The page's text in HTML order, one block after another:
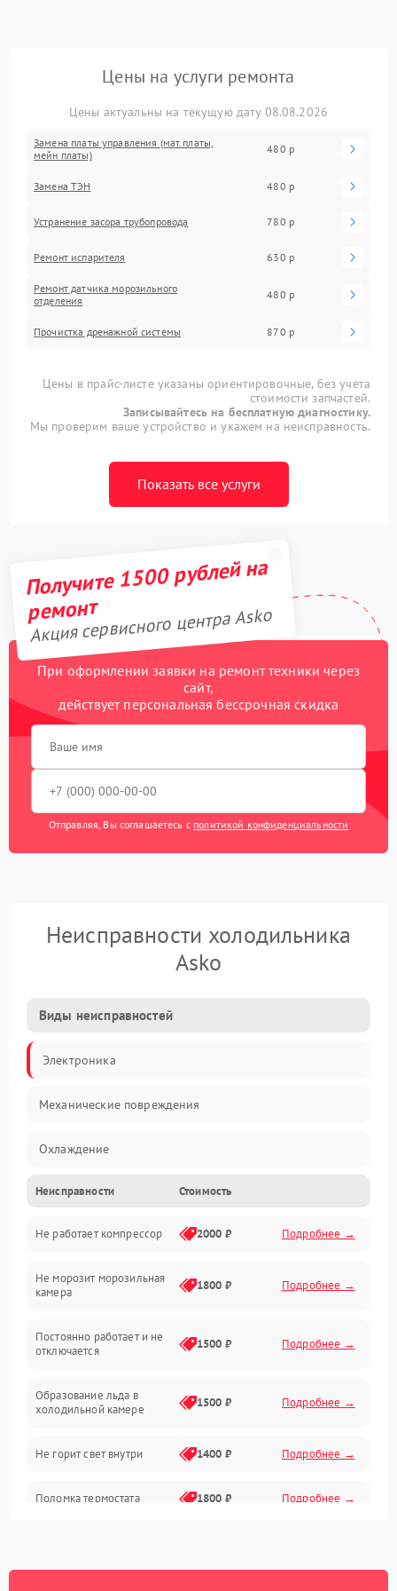
Цены на услуги ремонта
Цены актуальны на текущую дату 08.08.2026
Замена платы управления (мат.платы,
мейн платы)
480 р
Замена ТЭН 480 р
Устранение засора трубопровода 780 р
Ремонт испарителя 630 р
Ремонт датчика морозильного
отделения
480 р
Прочистка дренажной системы 870 р
Цены в прайс-листе указаны ориентировочные, без учета
стоимости запчастей.
Записывайтесь на бесплатную диагностику.
Мы проверим ваше устройство и укажем на неисправность.
Показать все услуги
Получите 1500 рублей на
ремонт
Акция сервисного центра Asko
При оформлении заявки на ремонт техники через
сайт,
действует персональная бессрочная скидка
Отправляя, Вы соглашаетесь с политикой конфиденциальности
Неисправности холодильника
Asko
Виды неисправностей
Электроника
Механические повреждения
Охлаждение
Механика
Электропитание
Дренаж
Неисправности Стоимость
Не работает компрессор 2000 ₽ Подробнее →
Не морозит морозильная
камера
1800 ₽ Подробнее →
Постоянно работает и не
отключается
1500 ₽ Подробнее →
Образование льда в
холодильной камере
1500 ₽ Подробнее →
Не горит свет внутри 1400 ₽ Подробнее →
Поломка термостата 1800 ₽ Подробнее →